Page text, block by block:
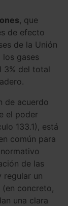
, que
de efecto
de la Unión
los gases
3% del total
de acuerdo
el poder
133.1), está
común para
de las
regular un
concreto,
una clara